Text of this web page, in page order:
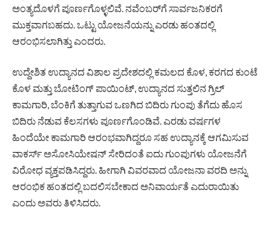
ಅಂತ್ಯದೊಳಗೆ ಪೂರ್ಣಗೊಳ್ಳಲಿವೆ. ನವೆಂಬರ್‌ಗೆ ಸಾರ್ವಜನಿಕರಗೆ
ಮುಕ್ತವಾಗಬಹದು. ಒಟ್ಟು ಯೋಜನೆಯನ್ನು ಎರಡು ಹಂತದಲ್ಲಿ
ಆರಂಭಿಸಲಾಗಿತ್ತು ಎಂದರು.
ಉದ್ದೇಶಿತ ಉದ್ಯಾನದ ವಿಶಾಲ ಪ್ರದೇಶದಲ್ಲಿ ಕಮಲದ ಕೊಳ, ಕರಗದ ಕುಂಟೆ
ಕೊಳ ಮತ್ತು ಬೋಟಿಂಗ್ ಪಾಯಿಂಟ್, ಉದ್ಯಾನದ ಸುತ್ತಲಿನ ಗ್ರಿಲ್
ಕಾಮಗಾರಿ, ಬೆಂಕಿಗೆ ತುತ್ತಾಗುವ ಒಣಗಿದ ಬಿದಿರು ಗುಂಪು ತೆಗೆದು ಹೊಸ
ಬಿದಿರು ನೆಡುವ ಕೆಲಸಗಳು ಪೂರ್ಣಗೊಂಡಿವೆ. ಎರಡು ವರ್ಷಗಳ
ಹಿಂದೆಯೇ ಕಾಮಗಾರಿ ಆರಂಭವಾಗಿದ್ದರೂ ಸಹ ಉದ್ಯಾನಕ್ಕೆ ಆಗಮಿಸುವ
ವಾಕರ್ಸ್ ಅಸೋಸಿಯೇಷನ್ ​​ಸೇರಿದಂತೆ ಐದು ಗುಂಪುಗಳು ಯೋಜನೆಗೆ
ವಿರೋಧ ವ್ಯಕ್ತಪಡಿಸಿದ್ದರು. ಹೀಗಾಗಿ ವಿವರವಾದ ಯೋಜನಾ ವರದಿ ಅನ್ನು
ಆರಂಭಿಕ ಹಂತದಲ್ಲಿ ಬದಲಿಸಬೇಕಾದ ಅನಿವಾರ್ಯತೆ ಎದುರಾಯಿತು
ಎಂದು ಅವರು ತಿಳಿಸಿದರು.